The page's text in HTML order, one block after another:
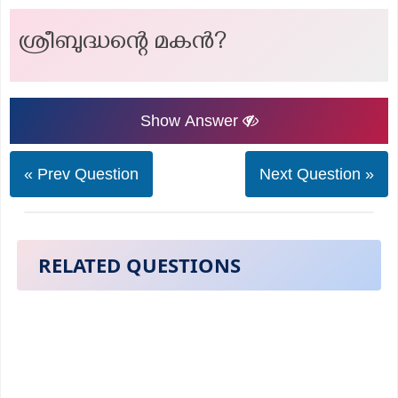
ശ്രീബുദ്ധന്റെ മകൻ?
Show Answer
« Prev Question Next Question »
RELATED QUESTIONS